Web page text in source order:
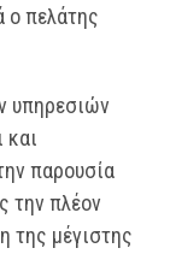
ο πελάτης
υπηρεσιών
και
παρουσία
την πλέον
της μέγιστης